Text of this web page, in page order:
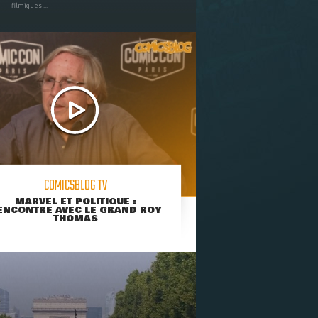
filmiques ...
COMICSBLOG TV
MARVEL ET POLITIQUE :
AVEC LE GRAND ROY
THOMAS